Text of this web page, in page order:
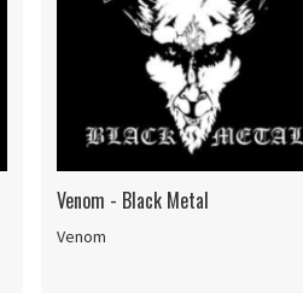
Venom - Black Metal
Venom